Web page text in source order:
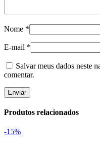
Nome *
E-mail *
Salvar meus dados neste
comentar.
Produtos relacionados
-15%